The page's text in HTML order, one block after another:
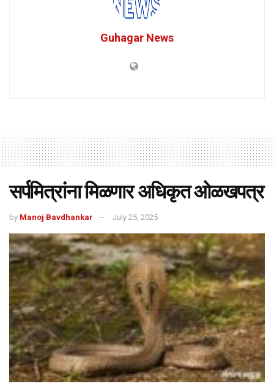
Guhagar News
सर्पमित्रांना मिळणार अधिकृत ओळखपत्र
by Manoj Bavdhankar July 25, 2025